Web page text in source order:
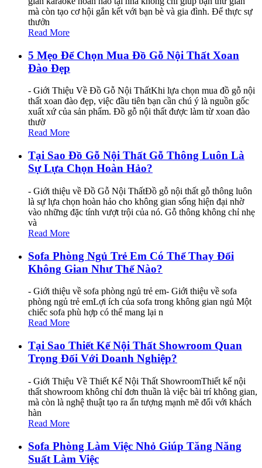
mà còn tạo cơ hội gắn kết với bạn bè và gia đình. Để thực sự
thưởn
Read More
5 Mẹo Để Chọn Mua Đồ Gỗ Nội Thất Xoan
Đào Đẹp
- Giới Thiệu Về Đồ Gỗ Nội ThấtKhi lựa chọn mua đồ gỗ nội
thất xoan đào đẹp, việc đầu tiên bạn cần chú ý là nguồn gốc
xuất xứ của sản phẩm. Đồ gỗ nội thất được làm từ xoan đào
thườ
Read More
Tại Sao Đồ Gỗ Nội Thất Gỗ Thông Luôn Là
Sự Lựa Chọn Hoàn Hảo?
- Giới thiệu về Đồ Gỗ Nội ThấtĐồ gỗ nội thất gỗ thông luôn
là sự lựa chọn hoàn hảo cho không gian sống hiện đại nhờ
vào những đặc tính vượt trội của nó. Gỗ thông không chỉ nhẹ
và
Read More
Sofa Phòng Ngủ Trẻ Em Có Thể Thay Đổi
Không Gian Như Thế Nào?
- Giới thiệu về sofa phòng ngủ trẻ em- Giới thiệu về sofa
phòng ngủ trẻ emLợi ích của sofa trong không gian ngủ Một
chiếc sofa phù hợp có thể mang lại n
Read More
Tại Sao Thiết Kế Nội Thất Showroom Quan
Trọng Đối Với Doanh Nghiệp?
- Giới Thiệu Về Thiết Kế Nội Thất ShowroomThiết kế nội
thất showroom không chỉ đơn thuần là việc bài trí không gian,
mà còn là nghệ thuật tạo ra ấn tượng mạnh mẽ đối với khách
hàn
Read More
Sofa Phòng Làm Việc Nhỏ Giúp Tăng Năng
Suất Làm Việc